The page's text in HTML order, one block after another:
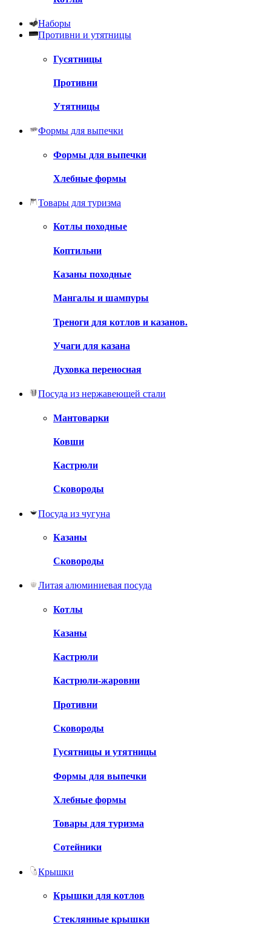
Наборы
Противни и утятницы
Гусятницы
Противни
Утятницы
Формы для выпечки
Формы для выпечки
Хлебные формы
Товары для туризма
Котлы походные
Коптильни
Казаны походные
Мангалы и шампуры
Треноги для котлов и казанов.
Учаги для казана
Духовка переносная
Посуда из нержавеющей стали
Мантоварки
Ковши
Кастрюли
Сковороды
Посуда из чугуна
Казаны
Сковороды
Литая алюминиевая посуда
Котлы
Казаны
Кастрюли
Кастрюли-жаровни
Противни
Сковороды
Гусятницы и утятницы
Формы для выпечки
Хлебные формы
Товары для туризма
Сотейники
Крышки
Крышки для котлов
Стеклянные крышки